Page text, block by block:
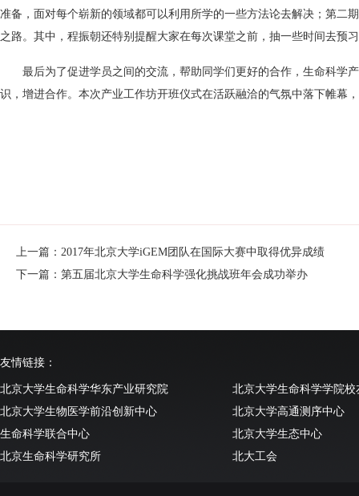
准备，面对每个崭新的领域都可以利用所学的一些方法论去解决；第二
之路。其中，程振朝还特别提醒大家在每次课堂之前，抽一些时间去预
最后为了促进学员之间的交流，帮助同学们更好的合作，生命科学
识，增进合作。本次产业工作坊开班仪式在活跃融洽的气氛中落下帷幕
上一篇：2017年北京大学iGEM团队在国际大赛中取得优异成绩
下一篇：第五届北京大学生命科学强化挑战班年会成功举办
友情链接：
北京大学生命科学华东产业研究院
北京大学生命科学学院校
北京大学生物医学前沿创新中心
北京大学高通测序中心
生命科学联合中心
北京大学生态中心
北京生命科学研究所
北大工会